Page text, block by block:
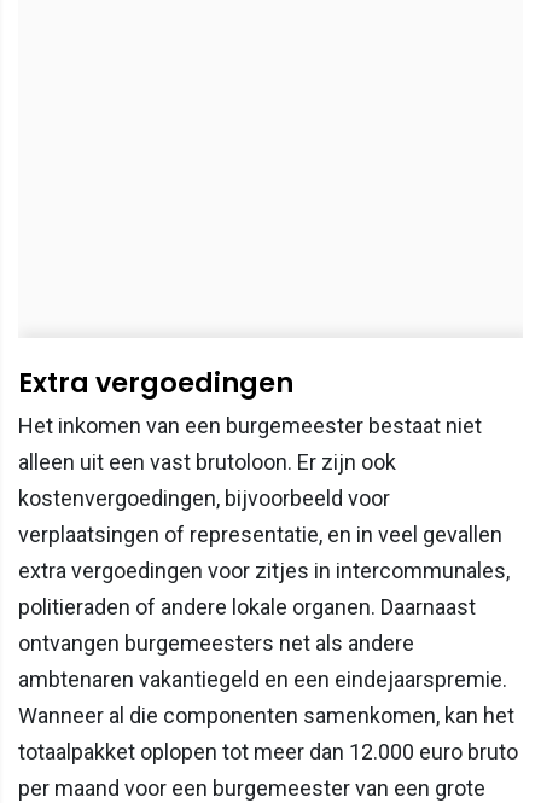
Extra vergoedingen
Het inkomen van een burgemeester bestaat niet
alleen uit een vast brutoloon. Er zijn ook
kostenvergoedingen, bijvoorbeeld voor
verplaatsingen of representatie, en in veel gevallen
extra vergoedingen voor zitjes in intercommunales,
politieraden of andere lokale organen. Daarnaast
ontvangen burgemeesters net als andere
ambtenaren vakantiegeld en een eindejaarspremie.
Wanneer al die componenten samenkomen, kan het
totaalpakket oplopen tot meer dan 12.000 euro bruto
per maand voor een burgemeester van een grote